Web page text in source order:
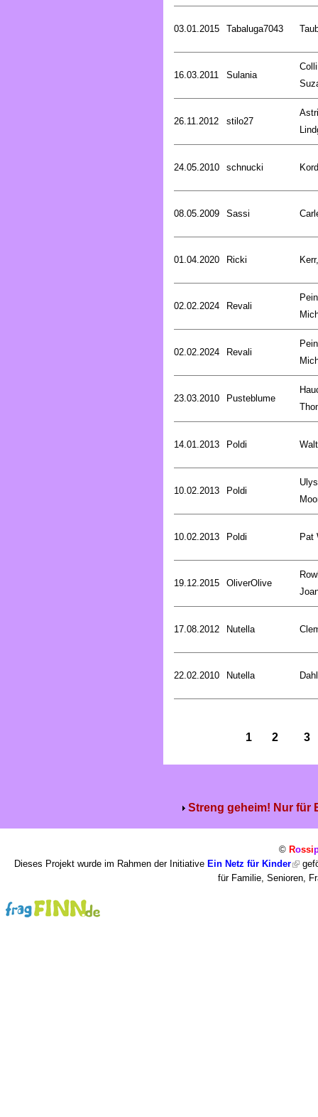
03.01.2015 Tabaluga7043
16.03.2011 Sulania
26.11.2012 stilo27
24.05.2010 schnucki
08.05.2009 Sassi
01.04.2020 Ricki
02.02.2024 Revali
02.02.2024 Revali
23.03.2010 Pusteblume
14.01.2013 Poldi
10.02.2013 Poldi
10.02.2013 Poldi Pat
19.12.2015 OliverOlive
17.08.2012 Nutella
22.02.2010 Nutella
1 2 3
Streng geheim! Nur für
© Rossi
Dieses Projekt wurde im Rahmen der Initiative Ein Netz für Kinder
für Familie, Senioren,